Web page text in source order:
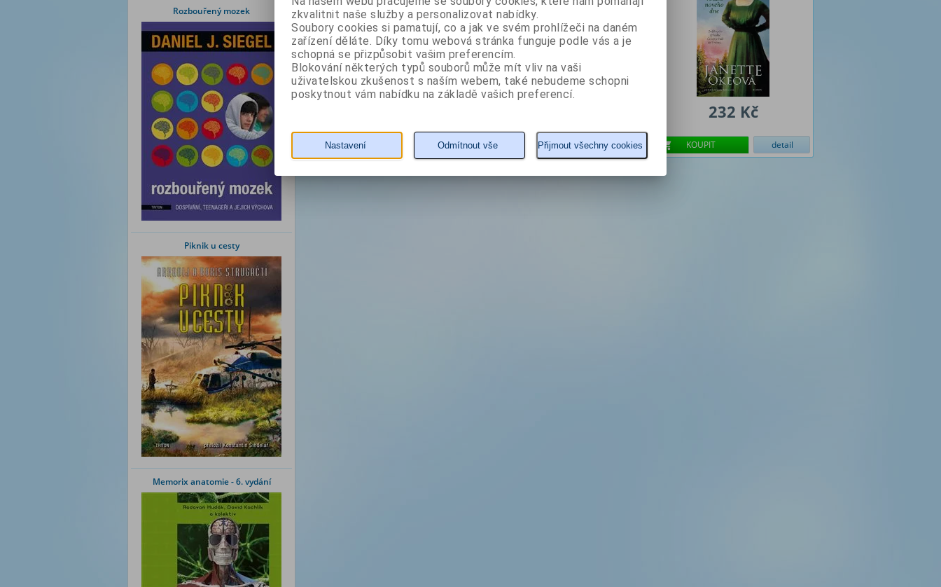
Rozbouřený mozek
Piknik u cesty
Memorix anatomie - 6. vydání
KOUPIT detail KOUPIT detail
232 Kč
KOUPIT detail
zkvalitnit naše služby a personalizovat nabídky.
Soubory cookies si pamatují, co a jak ve svém prohlížeči na daném
zařízení děláte. Díky tomu webová stránka funguje podle vás a je
schopná se přizpůsobit vašim preferencím.
Blokování některých typů souborů může mít vliv na vaši
uživatelskou zkušenost s naším webem, také nebudeme schopni
poskytnout vám nabídku na základě vašich preferencí.
Nastavení Odmítnout vše Přijmout všechny cookies